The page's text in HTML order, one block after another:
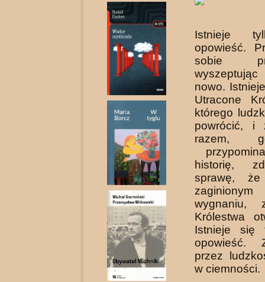
Istnieje
opowieść.
sobie
nowo.
Utracone
którego
powrócić, i
razem,
historię,
sprawę,
wygnaniu,
Królestwa
Istnieje się
opowieść.
przez
w ciemności.